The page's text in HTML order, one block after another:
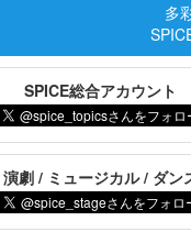
多
SPICE総合アカウント
演劇 / ミュージカル / ダン